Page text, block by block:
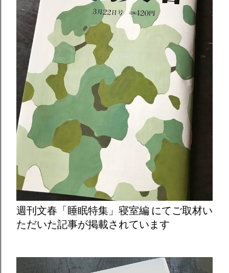
週刊文春「睡眠特集」寝室編 にてご取材い
ただいた記事が掲載されています